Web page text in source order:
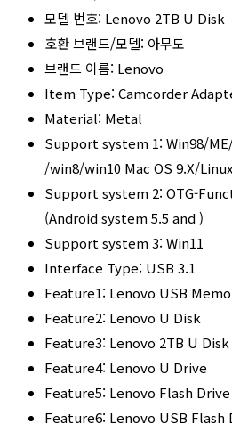
모델 번호: Lenovo 2TB U Disk
호환 브랜드/모델: 아무도
브랜드 이름: Lenovo
Item Type: Camcorder
Material: Metal
Support system 1: Win98/
/win8/win10 Mac OS 9.X/
Support system 2: OTG-
(Android system 5.5 and )
Support system 3: Win11
Interface Type: USB 3.1
Feature1: Lenovo USB
Feature2: Lenovo U Disk
Feature3: Lenovo 2TB U Disk
Feature4: Lenovo U Drive
Feature5: Lenovo Flash Drive
Feature6: Lenovo USB Flash